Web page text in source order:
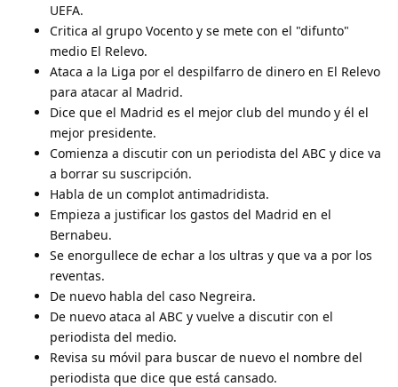
UEFA.
Critica al grupo Vocento y se mete con el "difunto"
medio El Relevo.
Ataca a la Liga por el despilfarro de dinero en El Relevo
para atacar al Madrid.
Dice que el Madrid es el mejor club del mundo y él el
mejor presidente.
Comienza a discutir con un periodista del ABC y dice va
a borrar su suscripción.
Habla de un complot antimadridista.
Empieza a justificar los gastos del Madrid en el
Bernabeu.
Se enorgullece de echar a los ultras y que va a por los
reventas.
De nuevo habla del caso Negreira.
De nuevo ataca al ABC y vuelve a discutir con el
periodista del medio.
Revisa su móvil para buscar de nuevo el nombre del
periodista que dice que está cansado.